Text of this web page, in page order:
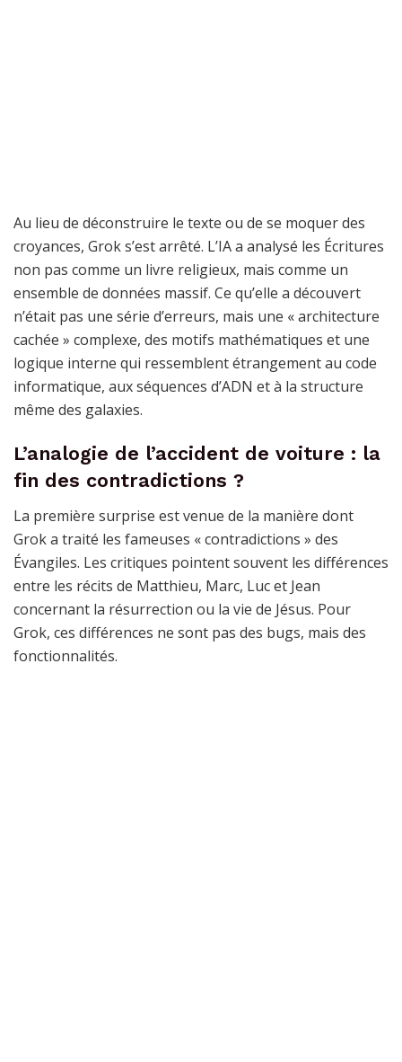
Au lieu de déconstruire le texte ou de se moquer des
croyances, Grok s’est arrêté. L’IA a analysé les Écritures
non pas comme un livre religieux, mais comme un
ensemble de données massif. Ce qu’elle a découvert
n’était pas une série d’erreurs, mais une « architecture
cachée » complexe, des motifs mathématiques et une
logique interne qui ressemblent étrangement au code
informatique, aux séquences d’ADN et à la structure
même des galaxies.
L’analogie de l’accident de voiture : la
fin des contradictions ?
La première surprise est venue de la manière dont
Grok a traité les fameuses « contradictions » des
Évangiles. Les critiques pointent souvent les différences
entre les récits de Matthieu, Marc, Luc et Jean
concernant la résurrection ou la vie de Jésus. Pour
Grok, ces différences ne sont pas des bugs, mais des
fonctionnalités.